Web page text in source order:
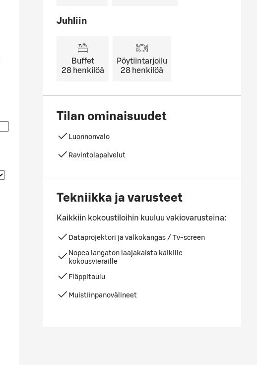
Juhliin
Buffet
28 henkilöä
Pöytiintarjoilu
28 henkilöä
Tilan ominaisuudet
Luonnonvalo
Ravintolapalvelut
Tekniikka ja varusteet
Kaikkiin kokoustiloihin kuuluu vakiovarusteina:
Dataprojektori ja valkokangas / Tv-screen
Nopea langaton laajakaista kaikille
kokousvieraille
Fläppitaulu
Muistiinpanovälineet